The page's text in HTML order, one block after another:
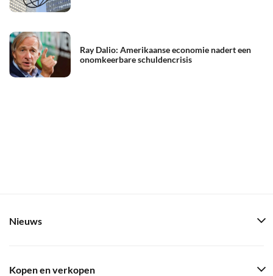
Ray Dalio: Amerikaanse economie nadert een
onomkeerbare schuldencrisis
Nieuws
Kopen en verkopen